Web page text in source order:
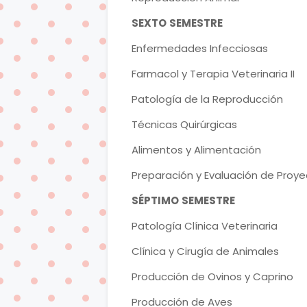
SEXTO SEMESTRE
Enfermedades Infecciosas
Farmacol y Terapia Veterinaria II
Patología de la Reproducción
Técnicas Quirúrgicas
Alimentos y Alimentación
Preparación y Evaluación de
SÉPTIMO SEMESTRE
Patología Clínica Veterinaria
Clínica y Cirugía de Animales
Producción de Ovinos y Caprino
Producción de Aves